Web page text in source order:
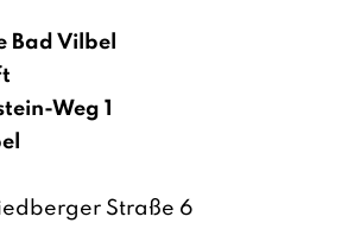
Bad Vilbel
Weg 1
Straße 6